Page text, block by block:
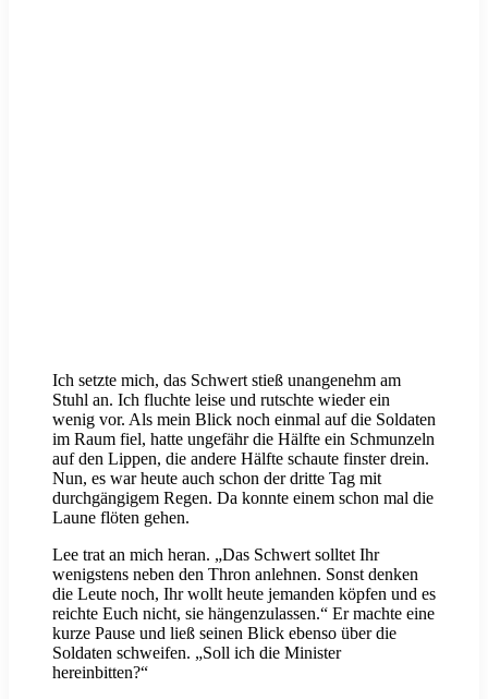
Ich setzte mich, das Schwert stieß unangenehm am
Stuhl an. Ich fluchte leise und rutschte wieder ein
wenig vor. Als mein Blick noch einmal auf die Soldaten
im Raum fiel, hatte ungefähr die Hälfte ein Schmunzeln
auf den Lippen, die andere Hälfte schaute finster drein.
Nun, es war heute auch schon der dritte Tag mit
durchgängigem Regen. Da konnte einem schon mal die
Laune flöten gehen.
Lee trat an mich heran. „Das Schwert solltet Ihr
wenigstens neben den Thron anlehnen. Sonst denken
die Leute noch, Ihr wollt heute jemanden köpfen und es
reichte Euch nicht, sie hängenzulassen.“ Er machte eine
kurze Pause und ließ seinen Blick ebenso über die
Soldaten schweifen. „Soll ich die Minister
hereinbitten?“